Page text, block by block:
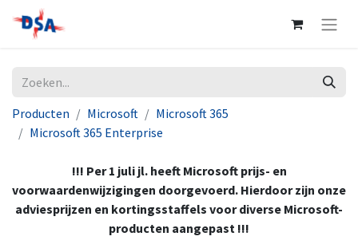
Producten Microsoft
Microsoft 365
Microsoft 365 Enterprise
!!! Per 1 juli jl. heeft Microsoft prijs- en
voorwaardenwijzigingen doorgevoerd. Hierdoor zijn onze
adviesprijzen en kortingsstaffels voor diverse Microsoft-
producten aangepast !!!